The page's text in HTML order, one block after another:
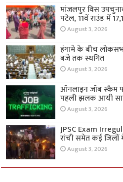
मांजलपुर विस
पटेल, 11वें राउंड में
August 3, 2026
हंगामे के बीच
बजे तक स्थगित
August 3, 2026
ऑनलाइन जॉब स्कैम
पहली झलक आयी
August 3, 2026
JPSC Exam
रांची समेत कई जिलों
August 3, 2026